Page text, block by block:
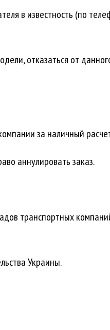
в известность (по
отказаться от
за наличный
аннулировать заказ.
транспортных
Украины.